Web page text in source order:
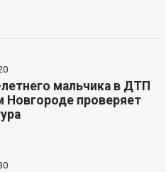
летнего мальчика в ДТП
Новгороде проверяет